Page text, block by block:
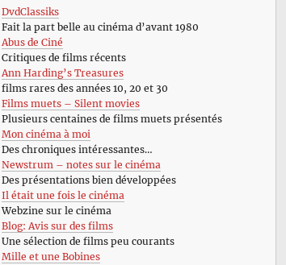
DvdClassiks
Fait la part belle au cinéma d’avant 1980
Abus de Ciné
Critiques de films récents
Ann Harding’s Treasures
films rares des années 10, 20 et 30
Films muets – Silent movies
Plusieurs centaines de films muets présentés
Mon cinéma à moi
Des chroniques intéressantes…
Newstrum – notes sur le cinéma
Des présentations bien développées
Il était une fois le cinéma
Webzine sur le cinéma
Blog: Avis sur des films
Une sélection de films peu courants
Mille et une Bobines